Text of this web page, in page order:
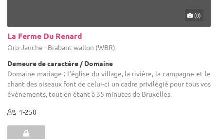
(0)
La Ferme Du Renard
Orp-Jauche - Brabant wallon (WBR)
Demeure de caractère / Domaine
Domaine mariage : L’église du village, la rivière, la campagne et le
chant des oiseaux font de celui-ci un cadre privilégié pour tous vos
évènements, tout en étant à 35 minutes de Bruxelles.
1-250